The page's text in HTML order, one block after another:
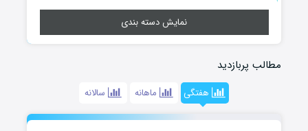
نمایش دسته بندی
مطالب پربازدید
هفتگی ماهانه سالانه